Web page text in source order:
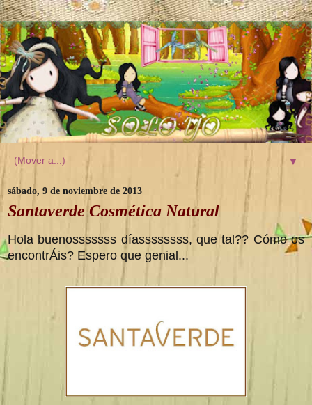
▼
sábado, 9 de noviembre de 2013
Santaverde Cosmética Natural
Hola buenosssssss díassssssss, que tal?? Cómo os
encontrÁis? Espero que genial...